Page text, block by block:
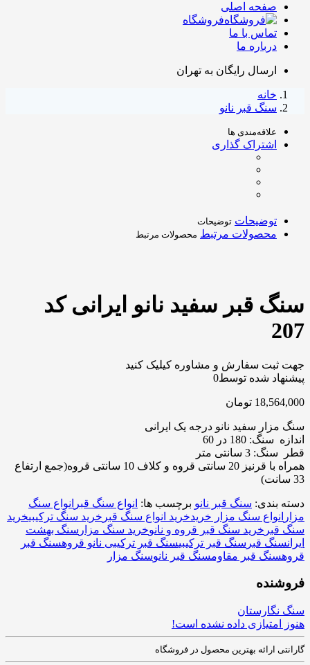
صفحه اصلی
فروشگاه
تماس با ما
درباره ما
ارسال رایگان به تهران
خانه
سنگ قبر نانو
علاقه‌مندی ها
اشتراک گذاری
توضیحات توضیحات
محصولات مرتبط محصولات مرتبط
سنگ قبر سفید نانو ایرانی کد
207
جهت ثبت سفارش و مشاوره کیلیک کنید
پیشنهاد شده توسط0
18,564,000 تومان
سنگ مزار سفید نانو درجه یک ایرانی
اندازه سنگ: 180 در 60
قطر سنگ: 3 سانتی متر
همراه با قرنیز 20 سانتی قروه و کلاف 10 سانتی قروه(جمع ارتفاع
33 سانت)
دسته بندی: سنگ قبر نانو برچسب ها: انواع سنگ قبر انواع سنگ
مزار انواع سنگ مزار خریدخرید انواع سنگ قبر خرید سنگ ترکیبیخرید
سنگ قبر خرید سنگ قبر قروه و نانوخرید سنگ مزار سنگ بهشت
ایرانسنگ قبر سنگ قبر ترکیبیسنگ قبر ترکیبی نانو قروهسنگ قبر
قروهسنگ قبر مقاومسنگ قبر نانوسنگ مزار
فروشنده
سنگ نگارستان
هنوز امتیازی داده نشده است!
گارانتی ارائه بهترین محصول در فروشگاه